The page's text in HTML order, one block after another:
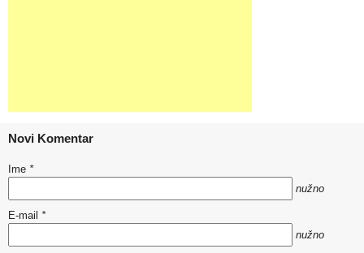
Novi Komentar
Ime *
nužno
E-mail *
nužno